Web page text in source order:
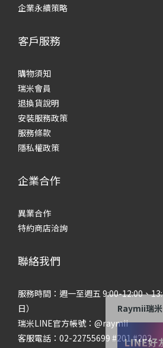
企業永續策略
客戶服務
購物須知
瑞米會員
退換貨說明
安裝服務政策
服務條款
隱私權政策
企業合作
異業合作
特約商店洽詢
聯絡我們
服務時間：週一至週五 9:00-12:00、
日）
瑞米LINE官方帳號：@raymii
客服電話：02-22755699 #201 #202
Raymii瑞米